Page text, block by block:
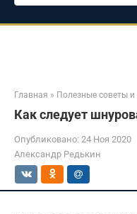
Главная » Полезные советы и
Как следует
Опубликовано: 24 Ноя 2020
Александр Редькин